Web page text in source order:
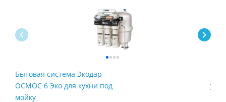
Бытовая система Экодар
ОСМОС 6 Эко для кухни под
мойку